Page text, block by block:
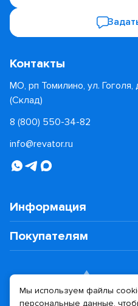
Контакты
МО, рп Томилино, ул. Гоголя,
(Склад)
8 (800) 550-34-82
info@revator.ru
Информация
Покупателям
Мы используем файлы
персональные данные,